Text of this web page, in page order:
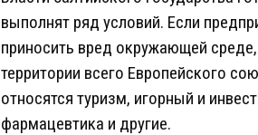
выполнят ряд условий. Если
приносить вред окружающей
территории всего Европейского
относятся туризм, игорный и
фармацевтика и другие.